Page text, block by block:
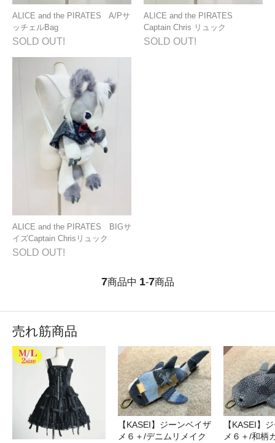
ALICE and the PIRATES A/Pサ
ッチェルBag
SOLD OUT!
ALICE and the PIRATES
Captain Chris リュック
SOLD OUT!
ALICE and the PIRATES BIGサ
イズCaptain Chrisリュック
SOLD OUT!
7商品中 1-7商品
売れ筋商品
【KASEI】ジーンベイザ
メ６＋/デニムリメイク
【KASEI】
メ６＋/和柄